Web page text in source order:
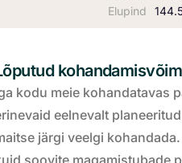
Elupind
kodu meie kohandatavas
eelnevalt
järgi veelgi
soovite magamistubade